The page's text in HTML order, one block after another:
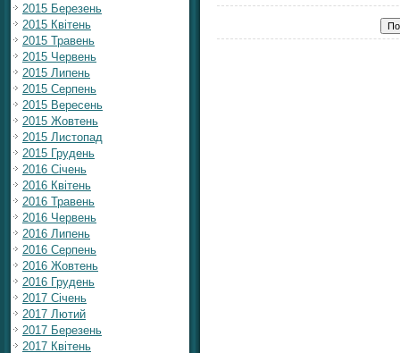
2015 Березень
2015 Квітень
2015 Травень
2015 Червень
2015 Липень
2015 Серпень
2015 Вересень
2015 Жовтень
2015 Листопад
2015 Грудень
2016 Січень
2016 Квітень
2016 Травень
2016 Червень
2016 Липень
2016 Серпень
2016 Жовтень
2016 Грудень
2017 Січень
2017 Лютий
2017 Березень
2017 Квітень